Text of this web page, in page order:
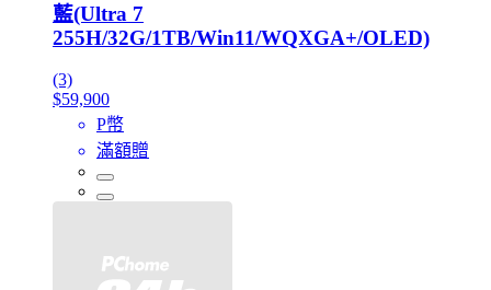
藍(Ultra 7
255H/32G/1TB/Win11/WQXGA+/OLED)
(3)
$59,900
P幣
滿額贈